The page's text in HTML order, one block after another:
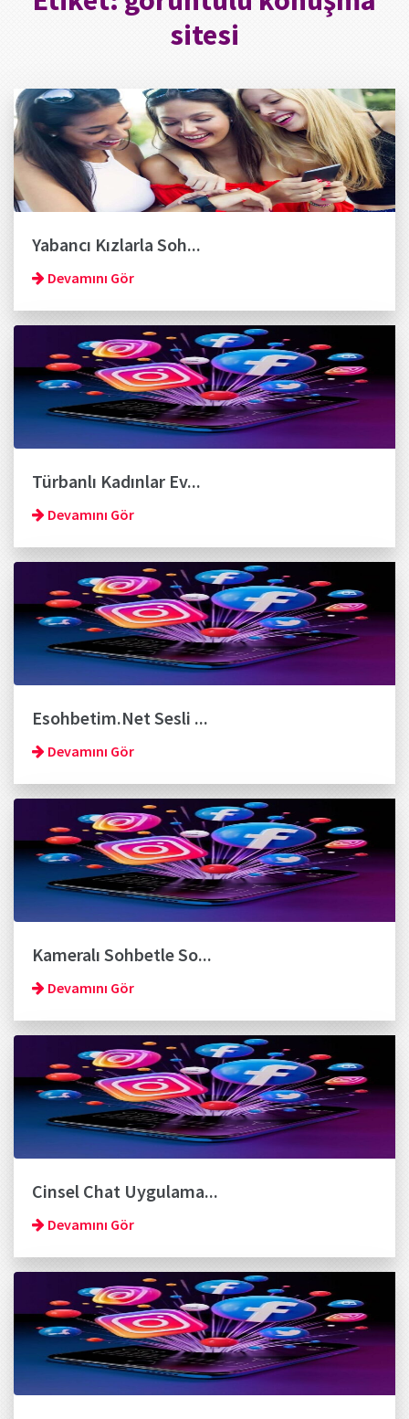
sitesi
Yabancı Kızlarla Soh...
Devamını Gör
Türbanlı Kadınlar Ev...
Devamını Gör
Esohbetim.Net Sesli ...
Devamını Gör
Kameralı Sohbetle So...
Devamını Gör
Cinsel Chat Uygulama...
Devamını Gör